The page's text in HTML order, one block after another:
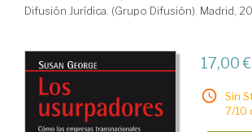
Difusión Jurídica. (Grupo Difusión). Madrid,
17,00 €
Sin
7/10